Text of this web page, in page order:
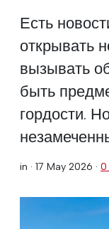
Есть
открывать
вызывать
быть
гордости.
in · 17 May 2026 · 0